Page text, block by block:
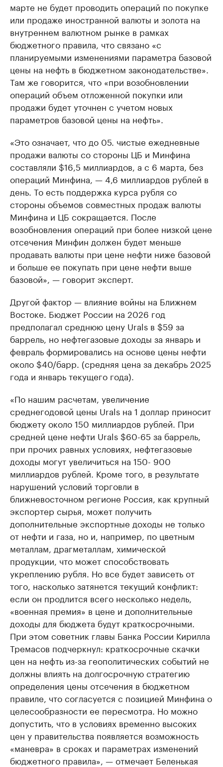
марте не будет проводить операций по покупке
или продаже иностранной валюты и золота на
внутреннем валютном рынке в рамках
бюджетного правила, что связано «с
планируемыми изменениями параметра базовой
цены на нефть в бюджетном законодательстве».
Там же говорится, что «при возобновлении
операций объем отложенной покупки или
продажи будет уточнен с учетом новых
параметров базовой цены на нефть».
«Это означает, что до 05. чистые ежедневные
продажи валюты со стороны ЦБ и Минфина
составляли $16,5 миллиардов, а с 6 марта, без
операций Минфина, — 4,6 миллиардов рублей в
день. То есть поддержка курса рубля со
стороны объемов совместных продаж валюты
Минфина и ЦБ сокращается. После
возобновления операций при более низкой цене
отсечения Минфин должен будет меньше
продавать валюты при цене нефти ниже базовой
и больше ее покупать при цене нефти выше
базовой», — говорит эксперт.
Другой фактор — влияние войны на Ближнем
Востоке. Бюджет России на 2026 год
предполагал среднюю цену Urals в $59 за
баррель, но нефтегазовые доходы за январь и
февраль формировались на основе цены нефти
около $40/барр. (средняя цена за декабрь 2025
года и январь текущего года).
«По нашим расчетам, увеличение
среднегодовой цены Urals на 1 доллар приносит
бюджету около 150 миллиардов рублей. При
средней цене нефти Urals $60-65 за баррель,
при прочих равных условиях, нефтегазовые
доходы могут увеличиться на 150- 900
миллиардов рублей. Кроме того, в результате
нарушений условий торговли в
ближневосточном регионе Россия, как крупный
экспортер сырья, может получить
дополнительные экспортные доходы не только
от нефти и газа, но и, например, по цветным
металлам, драгметаллам, химической
продукции, что может способствовать
укреплению рубля. Но все будет зависеть от
того, насколько затянется текущий конфликт:
если он продлится всего несколько недель,
«военная премия» в цене и дополнительные
доходы для бюджета будут краткосрочными.
При этом советник главы Банка России Кирилла
Тремасов подчеркнул: краткосрочные скачки
цен на нефть из-за геополитических событий не
должны влиять на долгосрочную стратегию
определения цены отсечения в бюджетном
правиле, что согласуется с позицией Минфина о
целесообразности ее пересмотра. Но можно
допустить, что в условиях временно высоких
цен у правительства появляется возможность
«маневра» в сроках и параметрах изменений
бюджетного правила», — отмечает Беленькая